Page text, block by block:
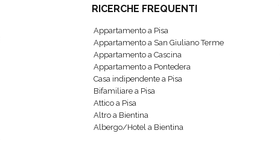
RICERCHE FREQUENTI
Appartamento a Pisa
Appartamento a San Giuliano Terme
Appartamento a Cascina
Appartamento a Pontedera
Casa indipendente a Pisa
Bifamiliare a Pisa
Attico a Pisa
Altro a Bientina
Albergo/Hotel a Bientina